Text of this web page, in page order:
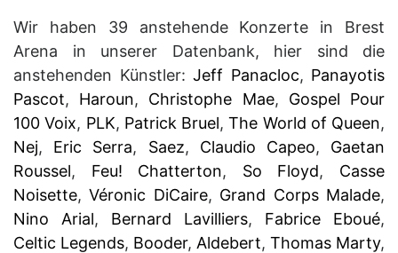
Wir haben 39 anstehende Konzerte in Brest
Arena in unserer Datenbank, hier sind die
anstehenden Künstler: Jeff Panacloc, Panayotis
Pascot, Haroun, Christophe Mae, Gospel Pour
100 Voix, PLK, Patrick Bruel,The World of Queen,
Nej, Eric Serra, Saez, Claudio Capeo, Gaetan
Roussel, Feu! Chatterton, So Floyd, Casse
Noisette,Véronic DiCaire, Grand Corps Malade,
Nino Arial, Bernard Lavilliers, Fabrice Eboué,
Celtic Legends, Booder, Aldebert, Thomas Marty,